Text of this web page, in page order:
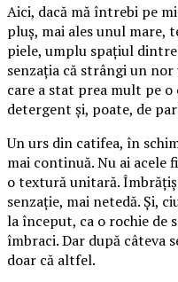
Aici, dacă mă întrebi pe
pluș, mai ales unul mare,
piele, umplu spațiul
senzația că strângi un
care a stat prea mult pe o
detergent și, poate, de
Un urs din catifea, în
mai continuă. Nu ai acele
o textură unitară.
senzație, mai netedă. Și,
la început, ca o rochie de
îmbraci. Dar după câteva
doar că altfel.